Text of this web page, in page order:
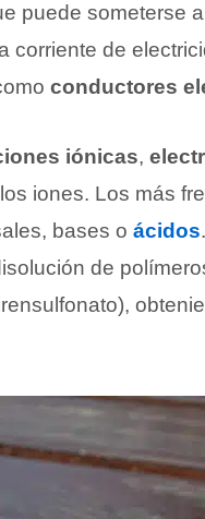
puede someterse
corriente de
conductores
iónicas,
iones. Los más
bases o ácidos
de